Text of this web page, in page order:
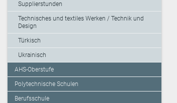
Supplierstunden
Technisches und textiles Werken / Technik und
Design
Türkisch
Ukrainisch
AHS-Oberstufe
Polytechnische Schulen
Berufsschule